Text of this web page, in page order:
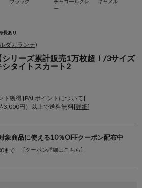
ー
長あり
ダガランテ)
シリーズ累計販売1万枚超！/3サイズ
タイトスカート2
ト獲得 [PALポイントについて]
3,000円）以上で送料無料[詳細]
象商品に使える10％OFFクーポン配布中
まで [クーポン詳細はこちら]